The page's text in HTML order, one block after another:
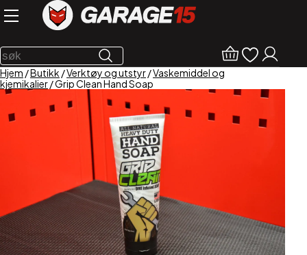
Hjem /Butikk /Verktøy og utstyr/Vaskemiddel og
kjemikalier/ Grip Clean Hand Soap